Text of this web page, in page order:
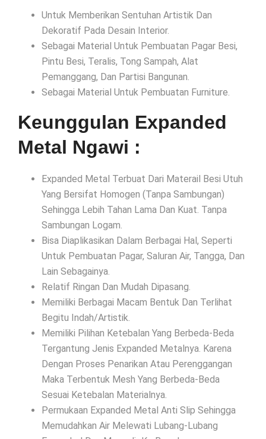
Untuk Memberikan Sentuhan Artistik Dan
Dekoratif Pada Desain Interior.
Sebagai Material Untuk Pembuatan Pagar Besi,
Pintu Besi, Teralis, Tong Sampah, Alat
Pemanggang, Dan Partisi Bangunan.
Sebagai Material Untuk Pembuatan Furniture.
Keunggulan Expanded
Metal Ngawi :
Expanded Metal Terbuat Dari Materail Besi Utuh
Yang Bersifat Homogen (Tanpa Sambungan)
Sehingga Lebih Tahan Lama Dan Kuat. Tanpa
Sambungan Logam.
Bisa Diaplikasikan Dalam Berbagai Hal, Seperti
Untuk Pembuatan Pagar, Saluran Air, Tangga, Dan
Lain Sebagainya.
Relatif Ringan Dan Mudah Dipasang.
Memiliki Berbagai Macam Bentuk Dan Terlihat
Begitu Indah/Artistik.
Memiliki Pilihan Ketebalan Yang Berbeda-Beda
Tergantung Jenis Expanded Metalnya. Karena
Dengan Proses Penarikan Atau Perenggangan
Maka Terbentuk Mesh Yang Berbeda-Beda
Sesuai Ketebalan Materialnya.
Permukaan Expanded Metal Anti Slip Sehingga
Memudahkan Air Melewati Lubang-Lubang